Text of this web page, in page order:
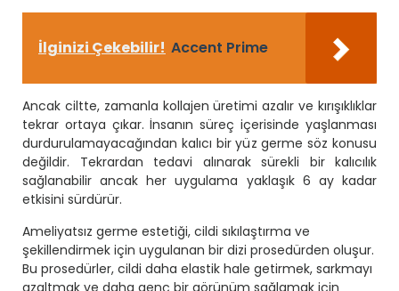
İlginizi Çekebilir! Accent Prime
Ancak ciltte, zamanla kollajen üretimi azalır ve kırışıklıklar
tekrar ortaya çıkar. İnsanın süreç içerisinde yaşlanması
durdurulamayacağından kalıcı bir yüz germe söz konusu
değildir. Tekrardan tedavi alınarak sürekli bir kalıcılık
sağlanabilir ancak her uygulama yaklaşık 6 ay kadar
etkisini sürdürür.
Ameliyatsız germe estetiği, cildi sıkılaştırma ve
şekillendirmek için uygulanan bir dizi prosedürden oluşur.
Bu prosedürler, cildi daha elastik hale getirmek, sarkmayı
azaltmak ve daha genç bir görünüm sağlamak için